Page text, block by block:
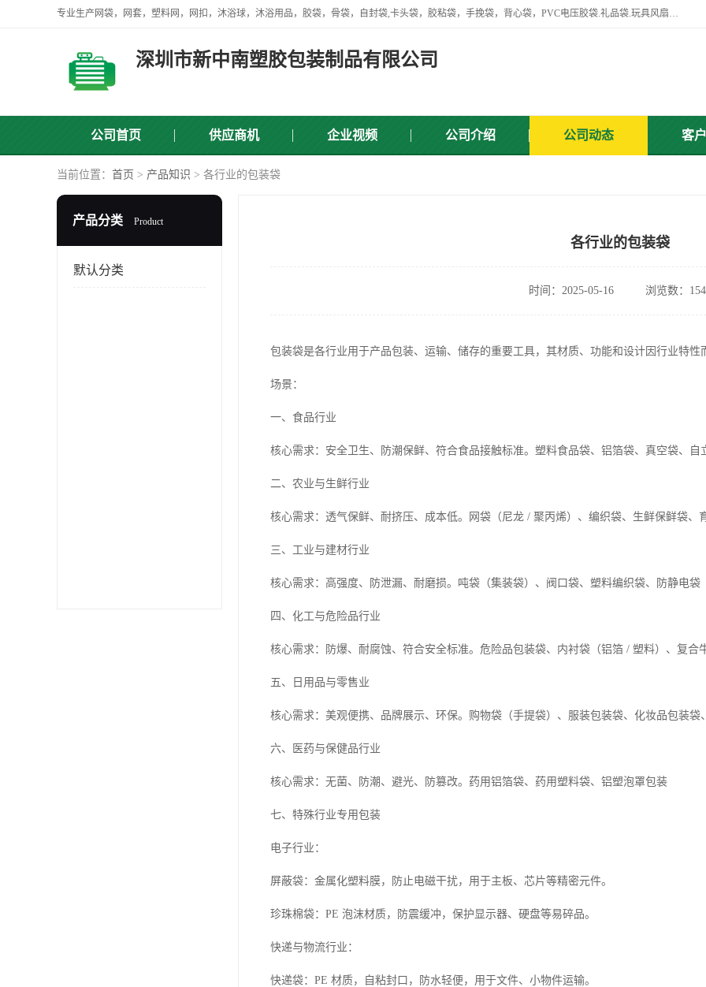
专业生产网袋，网套，塑料网，网扣，沐浴球，沐浴用品，胶袋，骨袋，自封袋,卡头袋，胶粘袋，手挽袋，背心袋，PVC电压胶袋.礼品袋.玩具风扇叶，屏蔽袋,等产品.
深圳市新中南塑胶包装制品有限公司
公司首页 供应商机 企业视频 公司介绍 公司动态 客
当前位置： 首页 > 产品知识 > 各行业的包装袋
产品分类 Product
默认分类
各行业的包装袋
时间：2025-05-16 浏览数：
包装袋是各行业用于产品包装、运输、储存的重要工具，其材质、功能和设计因行业特
场景：
一、食品行业
核心需求：安全卫生、防潮保鲜、符合食品接触标准。塑料食品袋、铝箔袋、真空袋、自
二、农业与生鲜行业
核心需求：透气保鲜、耐挤压、成本低。网袋（尼龙 / 聚丙烯）、编织袋、生鲜保鲜袋、
三、工业与建材行业
核心需求：高强度、防泄漏、耐磨损。吨袋（集装袋）、阀口袋、塑料编织袋、防静电袋
四、化工与危险品行业
核心需求：防爆、耐腐蚀、符合安全标准。危险品包装袋、内衬袋（铝箔 / 塑料）、复合
五、日用品与零售业
核心需求：美观便携、品牌展示、环保。购物袋（手提袋）、服装包装袋、化妆品包装袋
六、医药与保健品行业
核心需求：无菌、防潮、避光、防篡改。药用铝箔袋、药用塑料袋、铝塑泡罩包装
七、特殊行业专用包装
电子行业：
屏蔽袋：金属化塑料膜，防止电磁干扰，用于主板、芯片等精密元件。
珍珠棉袋：PE 泡沫材质，防震缓冲，保护显示器、硬盘等易碎品。
快递与物流行业：
快递袋：PE 材质，自粘封口，防水轻便，用于文件、小物件运输。